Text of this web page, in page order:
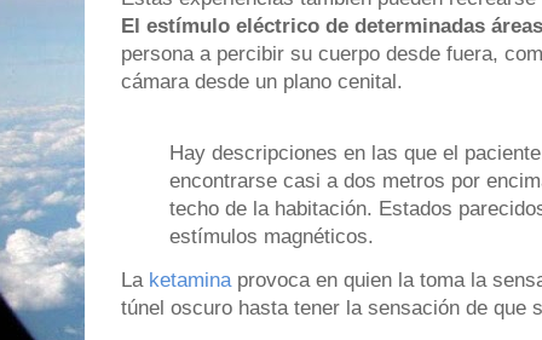
El estímulo eléctrico de determinadas
persona a percibir su cuerpo desde fuera,
cámara desde un plano cenital.
Hay descripciones en las que el
encontrarse casi a dos metros por
techo de la habitación. Estados
estímulos magnéticos.
La ketaminaprovoca en quien la toma la
túnel oscuro hasta tener la sensación de que